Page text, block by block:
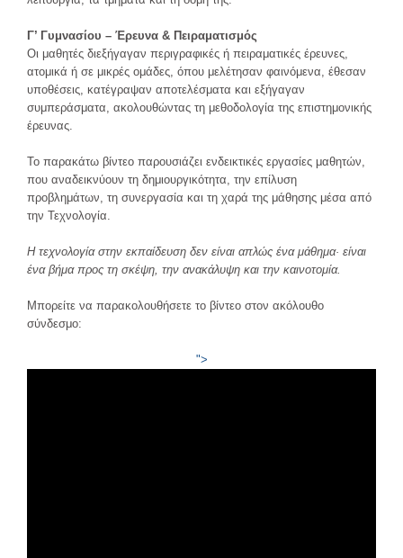
Γ’ Γυμνασίου – Έρευνα & Πειραματισμός
Οι μαθητές διεξήγαγαν περιγραφικές ή πειραματικές έρευνες,
ατομικά ή σε μικρές ομάδες, όπου μελέτησαν φαινόμενα, έθεσαν
υποθέσεις, κατέγραψαν αποτελέσματα και εξήγαγαν
συμπεράσματα, ακολουθώντας τη μεθοδολογία της επιστημονικής
έρευνας.
Το παρακάτω βίντεο παρουσιάζει ενδεικτικές εργασίες μαθητών,
που αναδεικνύουν τη δημιουργικότητα, την επίλυση
προβλημάτων, τη συνεργασία και τη χαρά της μάθησης μέσα από
την Τεχνολογία.
Η τεχνολογία στην εκπαίδευση δεν είναι απλώς ένα μάθημα· είναι
ένα βήμα προς τη σκέψη, την ανακάλυψη και την καινοτομία.
Μπορείτε να παρακολουθήσετε το βίντεο στον ακόλουθο
σύνδεσμο:
">